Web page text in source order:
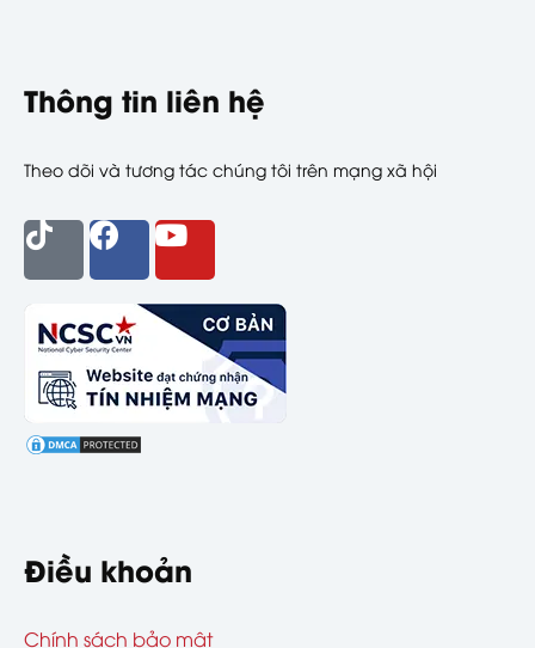
Thông tin liên hệ
Theo dõi và tương tác chúng tôi trên mạng xã hội
Điều khoản
Chính sách bảo mật